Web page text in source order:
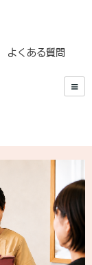
よくある質問